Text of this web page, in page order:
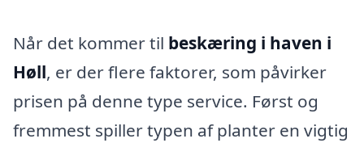
Når det kommer til beskæring i haven i
Høll, er der flere faktorer, som påvirker
prisen på denne type service. Først og
fremmest spiller typen af planter en vigtig